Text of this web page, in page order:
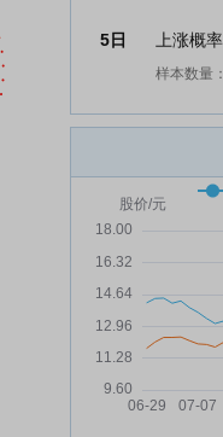
5日 上涨概
样本数量